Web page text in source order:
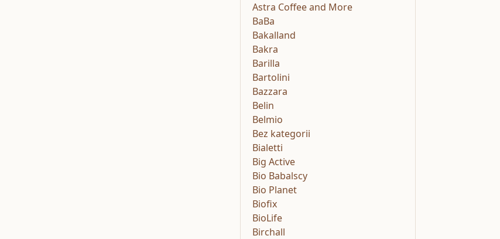
Astra Coffee and More
BaBa
Bakalland
Bakra
Barilla
Bartolini
Bazzara
Belin
Belmio
Bez kategorii
Bialetti
Big Active
Bio Babalscy
Bio Planet
Biofix
BioLife
Birchall